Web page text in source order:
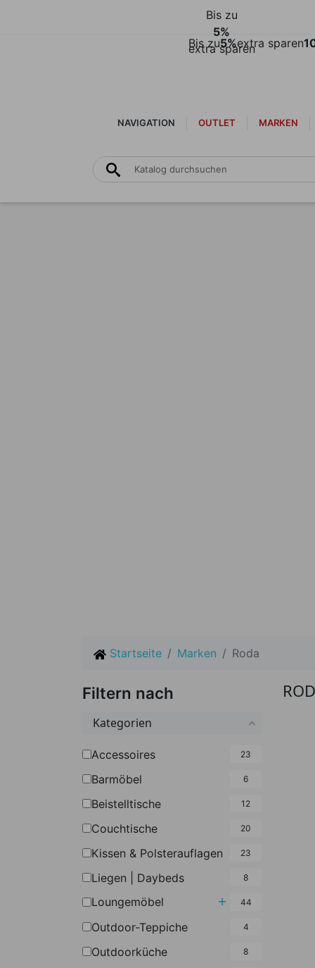
Bis zu5%extra sparen
Bis zu
5%
extra sparen
NAVIGATION OUTLET MARKEN
Startseite Marken Roda
Filtern nach
Kategorien
Accessoires 23
Barmöbel 6
Beistelltische 12
Couchtische 20
Kissen & Polsterauflagen 23
Liegen | Daybeds 8
Loungemöbel Untermenü
44
Outdoor-Teppiche 4
Outdoorküche 8